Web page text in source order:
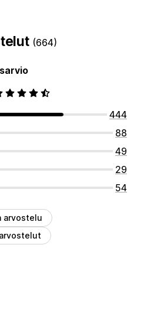
(664)
444
88
49
29
54
arvostelu